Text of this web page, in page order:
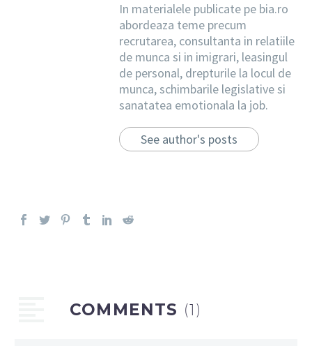
In materialele publicate pe bia.ro
abordeaza teme precum
recrutarea, consultanta in relatiile
de munca si in imigrari, leasingul
de personal, drepturile la locul de
munca, schimbarile legislative si
sanatatea emotionala la job.
See author's posts
COMMENTS (1)